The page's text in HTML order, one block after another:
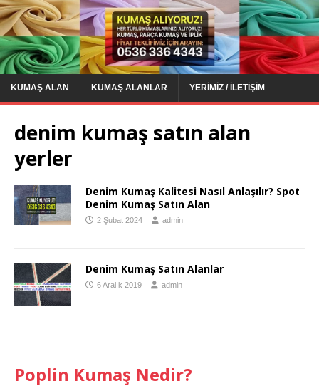
KUMAŞ ALAN KUMAŞ ALANLAR YERIMIZ / İLETIŞIM
denim kumaş satın alan
yerler
Denim Kumaş Kalitesi Nasıl Anlaşılır? Spot
Denim Kumaş Satın Alan
2 Şubat 2024 admin
Denim Kumaş Satın Alanlar
6 Aralık 2019 admin
Poplin Kumaş Nedir?